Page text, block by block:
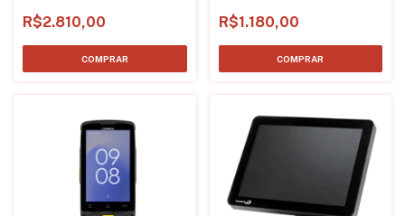
R$2.810,00 R$1.180,00